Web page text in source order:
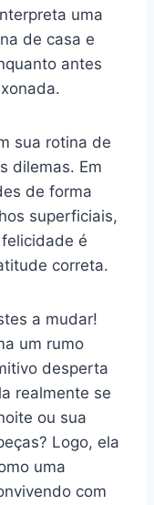
uma
de casa e
antes
sua rotina de
dilemas. Em
de forma
superficiais,
é
correta.
a mudar!
um rumo
desperta
realmente se
ou sua
Logo, ela
uma
com